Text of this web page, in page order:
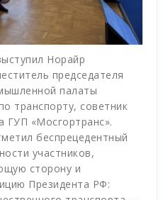
Норайр
председателя
палаты
транспорту, советник
ГУП «Мосгортранс».
беспрецедентный
участников,
сторону и
Президента РФ: